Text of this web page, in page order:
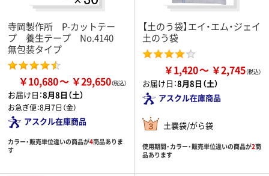
寺岡製作所 P-カットテー
プ 養生テープ No.4140
無包装タイプ
￥10,680 ￥29,650
お届け日：8月8日（土）
お急ぎ便：8月7日（金）
アスクル在庫商品
カラー・販売単位違いの商品が4商品ありま
す
【土のう袋】エイ・エム・ジェイ
土のう袋
￥1,420 ￥2,745
お届け日：8月8日（土）
アスクル在庫商品
土嚢袋/がら袋
使用期間・カラー・販売単位違いの商品が2商
品あります